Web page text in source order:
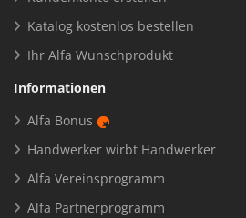
Katalog kostenlos bestellen
Ihr Alfa Wunschprodukt
Informationen
Alfa Bonus
Handwerker wirbt Handwerker
Alfa Vereinsprogramm
Alfa Partnerprogramm